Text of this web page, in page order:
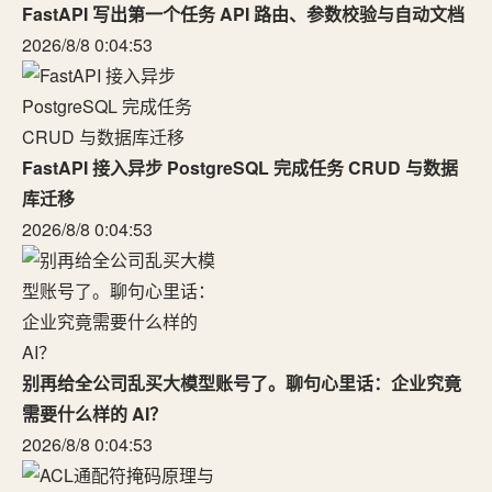
FastAPI 写出第一个任务 API 路由、参数校验与自动文档
2026/8/8 0:04:53
FastAPI 接入异步 PostgreSQL 完成任务 CRUD 与数据
库迁移
2026/8/8 0:04:53
别再给全公司乱买大模型账号了。聊句心里话：企业究竟
需要什么样的 AI？
2026/8/8 0:04:53